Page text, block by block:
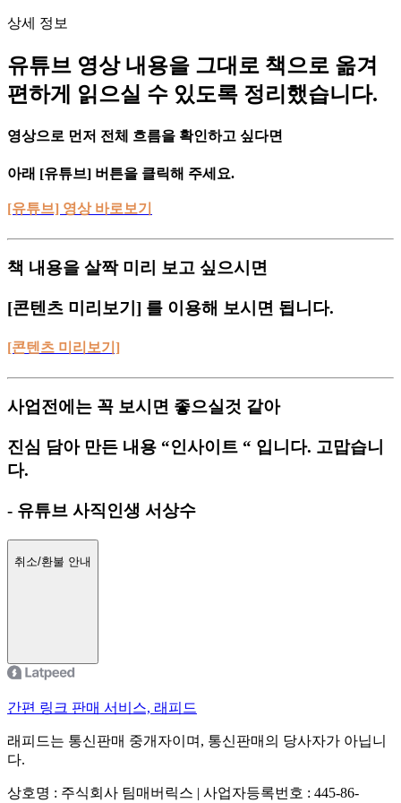
상세 정보
유튜브 영상 내용을 그대로 책으로 옮겨
편하게 읽으실 수 있도록 정리했습니다.
영상으로 먼저 전체 흐름을 확인하고 싶다면
아래 [유튜브] 버튼을 클릭해 주세요.
[유튜브] 영상 바로보기
책 내용을 살짝 미리 보고 싶으시면
[콘텐츠 미리보기] 를 이용해 보시면 됩니다.
[콘텐츠 미리보기]
사업전에는 꼭 보시면 좋으실것 같아
진심 담아 만든 내용 “인사이트 “ 입니다. 고맙습니
다.
- 유튜브 사직인생 서상수
취소/환불 안내
간편 링크 판매 서비스, 래피드
래피드는 통신판매 중개자이며, 통신판매의 당사자가 아닙니
다.
상호명 : 주식회사 팀매버릭스 | 사업자등록번호 : 445-86-